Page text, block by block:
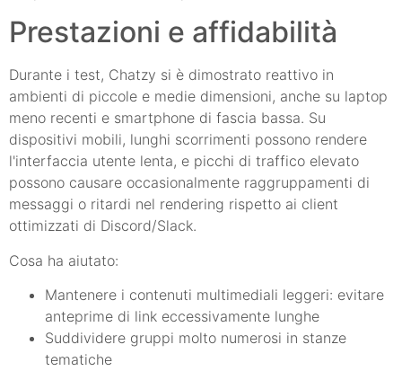
Prestazioni e affidabilità
Durante i test, Chatzy si è dimostrato reattivo in
ambienti di piccole e medie dimensioni, anche su laptop
meno recenti e smartphone di fascia bassa. Su
dispositivi mobili, lunghi scorrimenti possono rendere
l'interfaccia utente lenta, e picchi di traffico elevato
possono causare occasionalmente raggruppamenti di
messaggi o ritardi nel rendering rispetto ai client
ottimizzati di Discord/Slack.
Cosa ha aiutato:
Mantenere i contenuti multimediali leggeri: evitare
anteprime di link eccessivamente lunghe
Suddividere gruppi molto numerosi in stanze
tematiche